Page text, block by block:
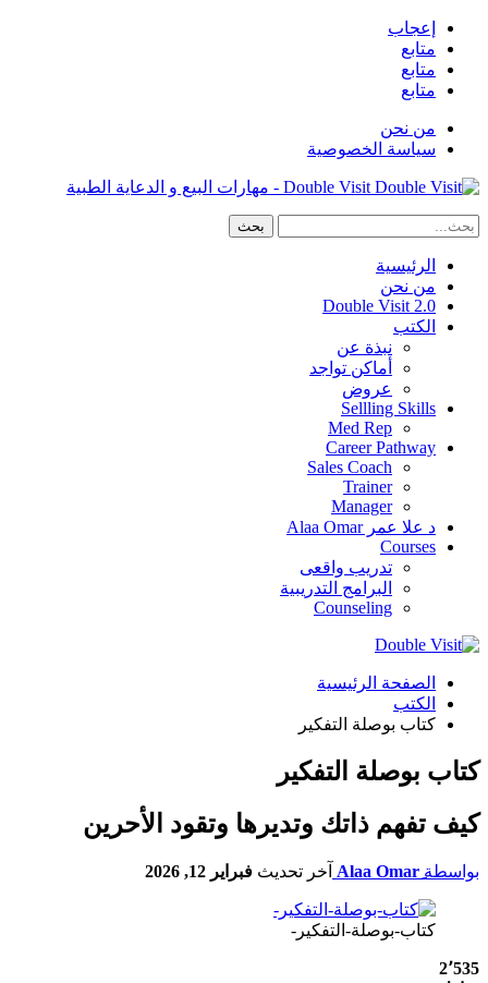
إعجاب
متابع
متابع
متابع
من نحن
سياسة الخصوصية
Double Visit - مهارات البيع و الدعاية الطبية
الرئيسية
من نحن
Double Visit 2.0
الكتب
نبذة عن
أماكن تواجد
عروض
Sellling Skills
Med Rep
Career Pathway
Sales Coach
Trainer
Manager
د علا عمر Alaa Omar
Courses
تدريب واقعى
البرامج التدريبية
Counseling
الصفحة الرئيسية
الكتب
كتاب بوصلة التفكير
كتاب بوصلة التفكير
كيف تفهم ذاتك وتديرها وتقود الأحرين
بواسطة آخر تحديث فبراير 12, 2026
كتاب-بوصلة-التفكير-
2٬535